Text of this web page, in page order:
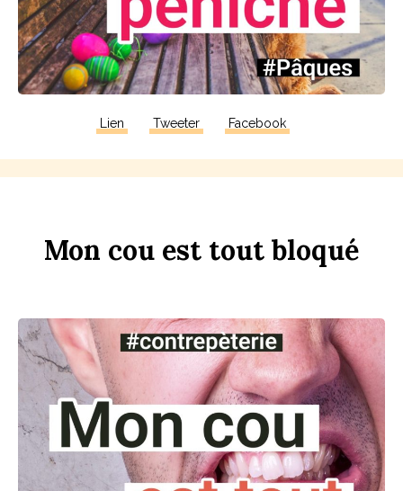
Lien Tweeter Facebook
Mon cou est tout bloqué